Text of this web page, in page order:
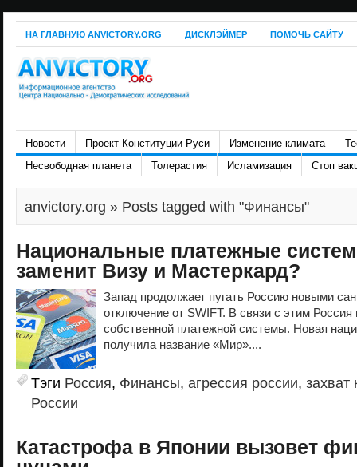
НА ГЛАВНУЮ ANVICTORY.ORG ДИСКЛЭЙМЕР ПОМОЧЬ САЙТУ
Новости Проект Конституции Руси Изменение климата
Несвободная планета
Толерастия Исламизация Стоп
anvictory.org » Posts tagged with "Финансы"
Национальные платежные
заменит Визу и Мастеркард?
Запад продолжает пугать Россию новыми
отключение от SWIFT. В связи с этим Россия
собственной платежной системы. Новая
получила название «Мир»....
Тэги Россия, Финансы, агрессия россии, захват
России
Катастрофа в Японии вызовет